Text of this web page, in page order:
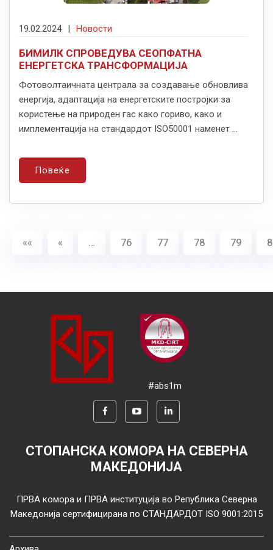
19.02.2024 Новости
БИМИЛК СПРОВЕДУВА СЕОПФАТНА
ЕНЕРГЕТСКА ТРАНСФОРМАЦИЈА
Фотоволтаичната централа за создавање обновлива
енергија, адаптација на eнергетските постројки за
користење на природен гас како гориво, како и
имплементација на стандардот ISO50001 наменет ...
Повеќе
«« « … 76 77 78 79
#abs1m
СТОПАНСКА КОМОРА НА СЕВЕРНА
МАКЕДОНИЈА
ПРВА комора и ПРВА институција во Република Северна
Македонија сертифицирана по СТАНДАРДОТ ISO 9001:2015